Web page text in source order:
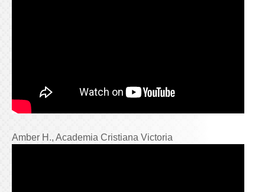
Amber H., Academia Cristiana Victoria